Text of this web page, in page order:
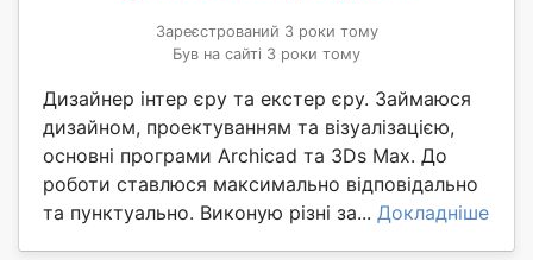
Зареєстрований 3 роки тому
Був на сайті 3 роки тому
Дизайнер інтер єру та екстер єру. Займаюся
дизайном, проектуванням та візуалізацією,
основні програми Archicad та 3Ds Max. До
роботи ставлюся максимально відповідально
та пунктуально. Виконую різні за... Докладніше